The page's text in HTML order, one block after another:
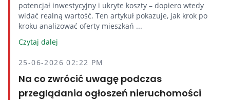
potencjał inwestycyjny i ukryte koszty – dopiero wtedy
widać realną wartość. Ten artykuł pokazuje, jak krok po
kroku analizować oferty mieszkań ...
Czytaj dalej
25-06-2026 02:22 PM
Na co zwrócić uwagę podczas
przeglądania ogłoszeń nieruchomości